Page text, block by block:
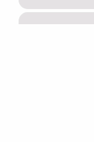
Venti di